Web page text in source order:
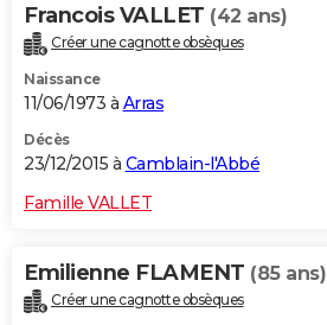
Francois VALLET (42 ans)
Créer une cagnotte obsèques
Naissance
11/06/1973 à Arras
Décès
23/12/2015 à Camblain-l'Abbé
Famille VALLET
Emilienne FLAMENT (85 ans)
Créer une cagnotte obsèques